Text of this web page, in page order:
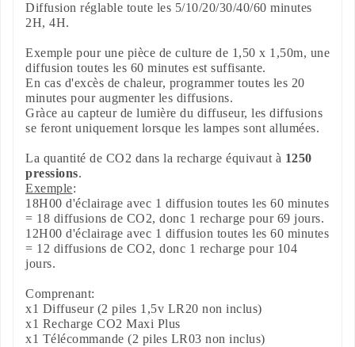
Diffusion réglable toute les 5/10/20/30/40/60 minutes
2H, 4H.
Exemple pour une pièce de culture de 1,50 x 1,50m, une
diffusion toutes les 60 minutes est suffisante.
En cas d'excès de chaleur, programmer toutes les 20
minutes pour augmenter les diffusions.
Gràce au capteur de lumière du diffuseur, les diffusions
se feront uniquement lorsque les lampes sont allumées.
La quantité de CO2 dans la recharge équivaut à 1250
pressions.
Exemple:
18H00 d'éclairage avec 1 diffusion toutes les 60 minutes
= 18 diffusions de CO2, donc 1 recharge pour 69 jours.
12H00 d'éclairage avec 1 diffusion toutes les 60 minutes
= 12 diffusions de CO2, donc 1 recharge pour 104
jours.
Comprenant:
x1 Diffuseur (2 piles 1,5v LR20 non inclus)
x1 Recharge CO2 Maxi Plus
x1 Télécommande (2 piles LR03 non inclus)